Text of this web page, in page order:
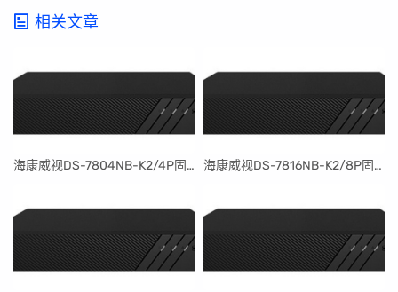
相关文章
​海康威视DS-7804NB-K2/4P固件升级包V4.30.097build240401 ​海康威视DS-7816NB-K2/8P固件升级包V4.30.097build240401